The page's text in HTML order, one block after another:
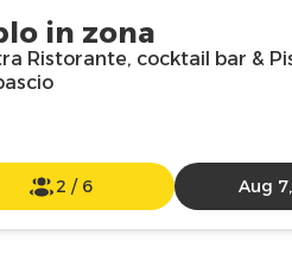
in zona
Ristorante, cocktail bar &
2 / 6 Aug